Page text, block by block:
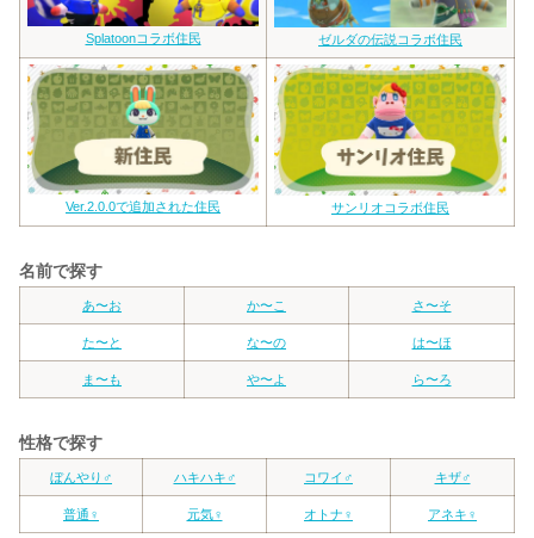
Splatoonコラボ住民 ゼルダの伝説コラボ住民
Ver.2.0.0で追加された住民 サンリオコラボ住民
名前で探す
あ〜お か〜こ さ〜そ
た〜と な〜の は〜ほ
ま〜も や〜よ ら〜ろ
性格で探す
ぼんやり♂ ハキハキ♂ コワイ♂ キザ♂
普通♀ 元気♀ オトナ♀ アネキ♀